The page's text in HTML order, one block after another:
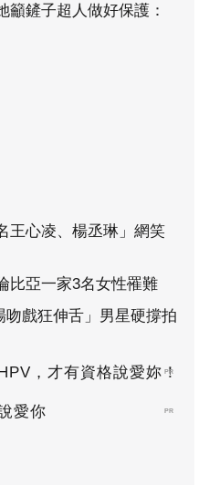
籲鏟子超人做好保護：
王心凌、楊丞琳」網笑
比亞一家3名女性罹難
吻戲狂伸舌」男星硬撐拍
，才有資格說愛妳！
PR
愛你 PR